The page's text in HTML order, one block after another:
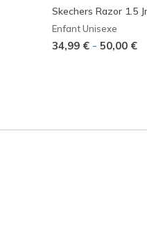
Skechers Razor 1.5
Enfant Unisexe
34,99 € - 50,00 €